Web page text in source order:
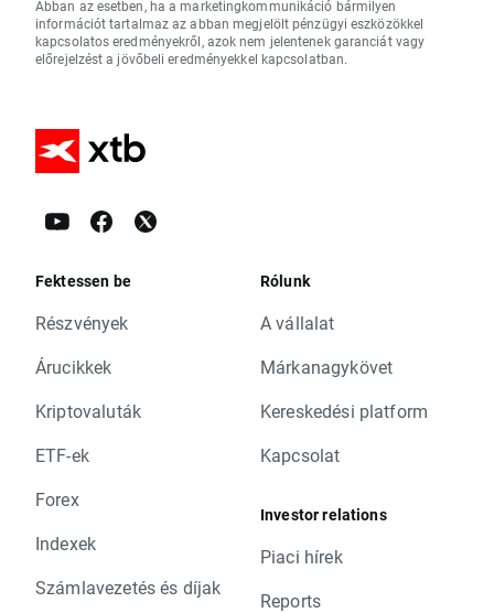
Abban az esetben, ha a marketingkommunikáció bármilyen
információt tartalmaz az abban megjelölt pénzügyi eszközökkel
kapcsolatos eredményekről, azok nem jelentenek garanciát vagy
előrejelzést a jövőbeli eredményekkel kapcsolatban.
Fektessen be
Részvények
Árucikkek
Kriptovaluták
ETF-ek
Forex
Indexek
Számlavezetés és díjak
Rólunk
A vállalat
Márkanagykövet
Kereskedési platform
Kapcsolat
Investor relations
Piaci hírek
Reports